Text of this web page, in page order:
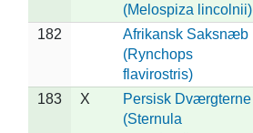
(Melospiza lincolnii)
182
Afrikansk Saksnæb
(Rynchops
flavirostris)
183 X
Persisk Dværgterne
(Sternula